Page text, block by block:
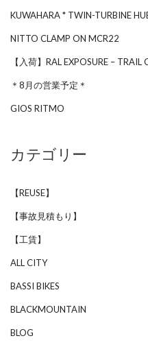
KUWAHARA * TWIN-TURBINE
NITTO CLAMP ON MCR22
【入荷】RAL EXPOSURE –
＊8月の営業予定＊
GIOS RITMO
カテゴリー
【REUSE】
【事故見積もり】
【工賃】
ALL CITY
BASSI BIKES
BLACKMOUNTAIN
BLOG